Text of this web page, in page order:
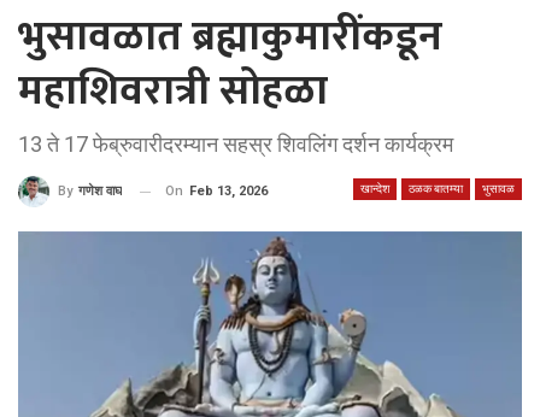
भुसावळात ब्रह्माकुमारींकडून
महाशिवरात्री सोहळा
13 ते 17 फेब्रुवारीदरम्यान सहस्र शिवलिंग दर्शन कार्यक्रम
खान्देश ठळक बातम्या भुसावळ
By गणेश वाघ On Feb 13, 2026